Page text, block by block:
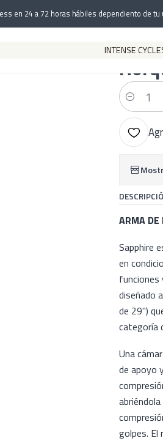
INTENSE
en 24 a 72 horas hábiles dependiento de
DVO Suspension Horquillas Horquilla
|
Cantidad
ARMA DE
Sapphire
en
funciones
diseñado
de 29")
categoría
Una
de apoyo
golpes. El